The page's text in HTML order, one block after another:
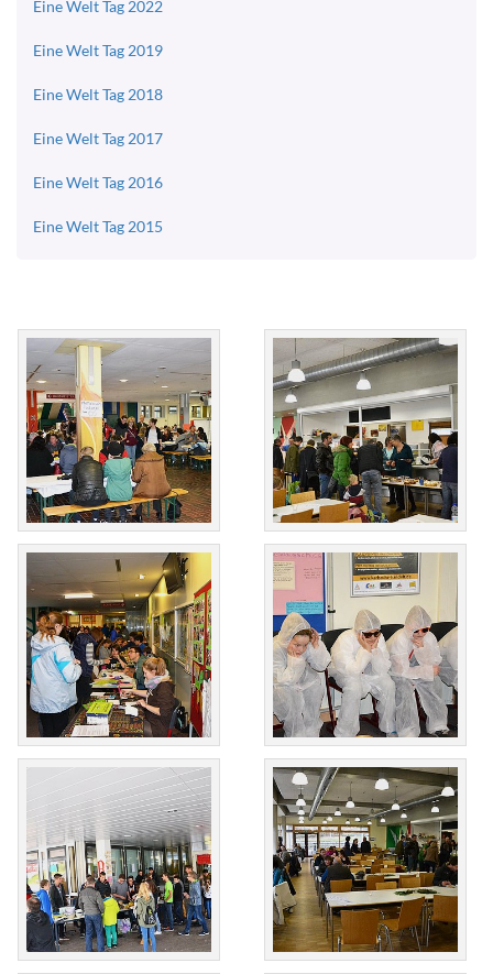
Eine Welt Tag 2022
Eine Welt Tag 2019
Eine Welt Tag 2018
Eine Welt Tag 2017
Eine Welt Tag 2016
Eine Welt Tag 2015